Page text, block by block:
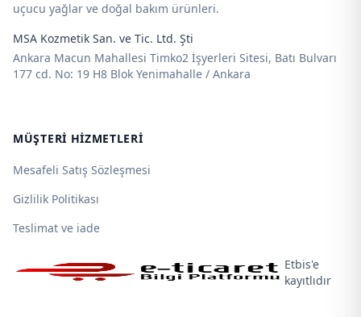
uçucu yağlar ve doğal bakım ürünleri.
MSA Kozmetik San. ve Tic. Ltd. Şti
Ankara Macun Mahallesi Timko2 İşyerleri Sitesi, Batı Bulvarı
177 cd. No: 19 H8 Blok Yenimahalle / Ankara
MÜŞTERI HIZMETLERI
Mesafeli Satış Sözleşmesi
Gizlilik Politikası
Teslimat ve iade
Etbis'e
kayıtlıdır